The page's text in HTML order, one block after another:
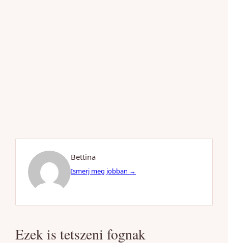
Bettina
Ismerj meg jobban →
Ezek is tetszeni fognak